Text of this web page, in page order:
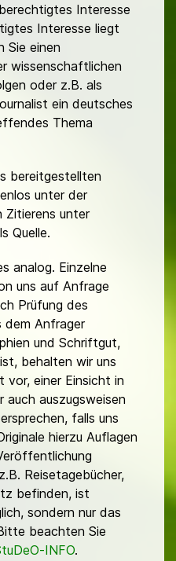
Interesse
Interesse liegt
Sie einen
wissenschaftlichen
oder z.B. als
ein deutsches
Thema
bereitgestellten
unter der
Zitierens unter
Quelle.
analog. Einzelne
uns auf Anfrage
Prüfung des
dem Anfrager
und Schriftgut,
behalten wir uns
vor, einer Einsicht in
auszugsweisen
falls uns
hierzu Auflagen
Reisetagebücher,
befinden, ist
sondern nur das
beachten Sie
INFO.